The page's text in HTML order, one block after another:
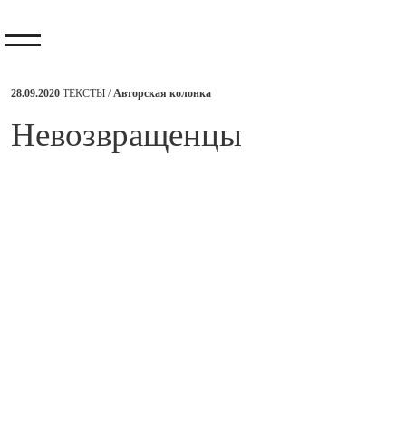
28.09.2020 ТЕКСТЫ /Авторская колонка
​Невозвращенцы